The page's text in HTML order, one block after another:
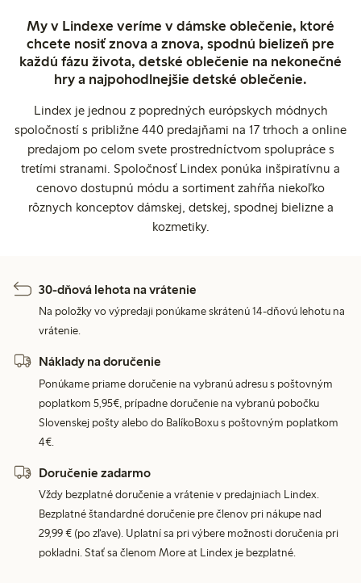
My v Lindexe veríme v dámske oblečenie, ktoré
chcete nosiť znova a znova, spodnú bielizeň pre
každú fázu života, detské oblečenie na nekonečné
hry a najpohodlnejšie detské oblečenie.
Lindex je jednou z popredných európskych módnych
spoločností s približne 440 predajňami na 17 trhoch a online
predajom po celom svete prostredníctvom spolupráce s
tretími stranami. Spoločnosť Lindex ponúka inšpiratívnu a
cenovo dostupnú módu a sortiment zahŕňa niekoľko
rôznych konceptov dámskej, detskej, spodnej bielizne a
kozmetiky.
30-dňová lehota na vrátenie
Na položky vo výpredaji ponúkame skrátenú 14-dňovú lehotu na
vrátenie.
Náklady na doručenie
Ponúkame priame doručenie na vybranú adresu s poštovným
poplatkom 5,95€, prípadne doručenie na vybranú pobočku
Slovenskej pošty alebo do BalíkoBoxu s poštovným poplatkom
4€.
Doručenie zadarmo
Vždy bezplatné doručenie a vrátenie v predajniach Lindex.
Bezplatné štandardné doručenie pre členov pri nákupe nad
29,99 € (po zľave). Uplatní sa pri výbere možnosti doručenia pri
pokladni. Stať sa členom More at Lindex je bezplatné.